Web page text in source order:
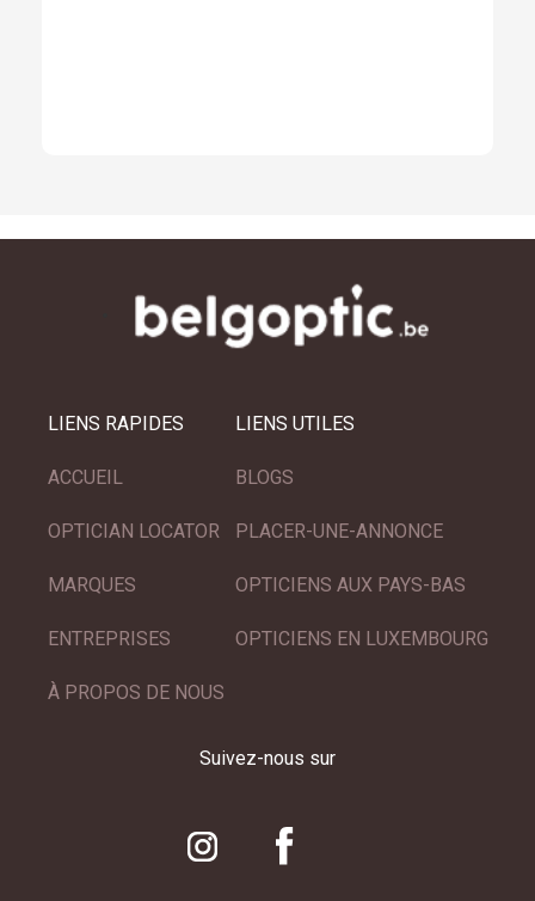
LIENS RAPIDES
ACCUEIL
OPTICIAN LOCATOR
MARQUES
ENTREPRISES
À PROPOS DE NOUS
LIENS UTILES
BLOGS
PLACER-UNE-ANNONCE
OPTICIENS AUX PAYS-BAS
OPTICIENS EN LUXEMBOURG
Suivez-nous sur